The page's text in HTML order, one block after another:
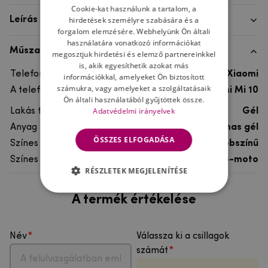
Leírás
Műszaki adatok
Telefon márka
Xiaomi
A telefonmodellhez
Xiaomi Mi 10
Lakás típusa
Gél
Anyag
rugalmas gél
Színes
többszínű
Színes motívum
Auto-moto
A termék értékelése
Név
Válassza ki a csillagok
számát
Cookie-kat használunk a tartalom, a
hirdetések személyre szabására és a
forgalom elemzésére. Webhelyünk Ön általi
használatára vonatkozó információkat
megosztjuk hirdetési és elemző partnereinkkel
is, akik egyesíthetik azokat más
információkkal, amelyeket Ön biztosított
számukra, vagy amelyeket a szolgáltatásaik
Ön általi használatából gyűjtöttek össze.
Adatvédelmi irányelvek
ÖSSZES ELFOGADÁSA
RÉSZLETEK MEGJELENÍTÉSE